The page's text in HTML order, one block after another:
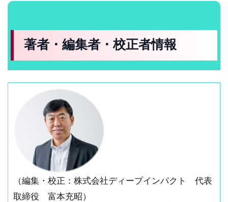
著者・編集者・校正者情報
（編集・校正：株式会社ディープインパクト 代表
取締役 富本充昭）